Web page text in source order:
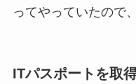
ってやっていたので
ITパスポートを取